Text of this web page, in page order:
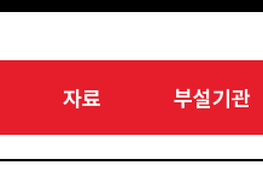
자료 부설기관